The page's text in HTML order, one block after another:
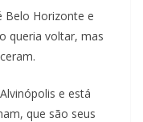
Belo Horizonte e
queria voltar, mas
e está
que são seus